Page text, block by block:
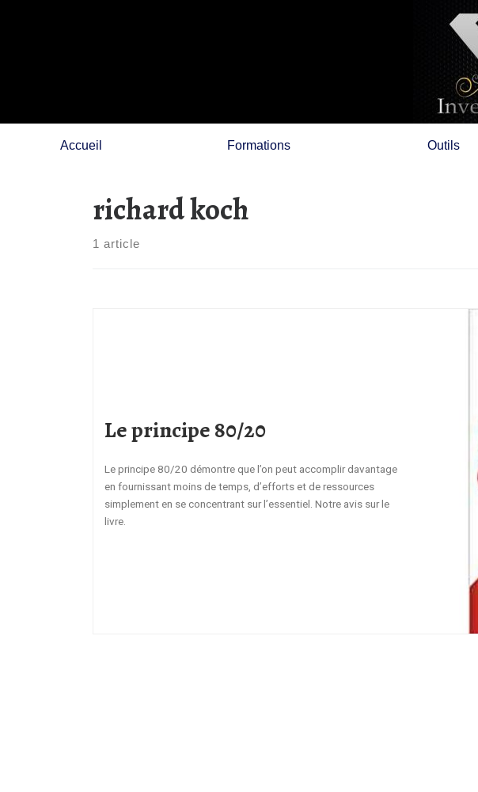
Accueil Formations Outils
richard koch
1 article
Le principe 80/20
Le principe 80/20 démontre que l’on peut accomplir davantage
en fournissant moins de temps, d’efforts et de ressources
simplement en se concentrant sur l’essentiel. Notre avis sur le
livre.